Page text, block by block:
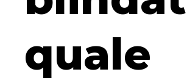
quale